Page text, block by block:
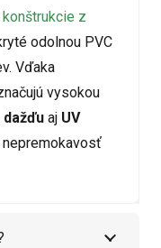
konštrukcie z
odolnou PVC
Vďaka
vysokou
dažďu aj UV
nepremokavosť